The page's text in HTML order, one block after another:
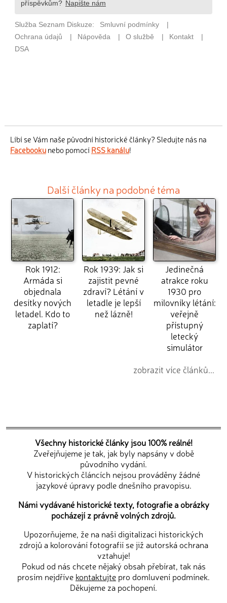
Líbí se Vám naše původní historické články? Sledujte nás na
Facebookunebo pomocí RSS kanálu!
Další články na podobné téma
Rok 1912:
Armáda si
objednala
desítky nových
letadel. Kdo to
zaplatí?
Rok 1939: Jak si
zajistit pevné
zdraví? Létání v
letadle je lepší
než lázně!
Jedinečná
atrakce roku
1930 pro
milovníky létání:
veřejně
přístupný
letecký
simulátor
zobrazit více článků...
Všechny historické články jsou 100% reálné!
Zveřejňujeme je tak, jak byly napsány v době
původního vydání.
V historických článcích nejsou prováděny žádné
jazykové úpravy podle dnešního pravopisu.
Námi vydávané historické texty, fotografie a obrázky
pocházejí z právně volných zdrojů.
Upozorňujeme, že na naši digitalizaci historických
zdrojů a kolorování fotografií se již autorská ochrana
vztahuje!
Pokud od nás chcete nějaký obsah přebírat, tak nás
prosím nejdříve kontaktujte pro domluvení podmínek.
Děkujeme za pochopení.